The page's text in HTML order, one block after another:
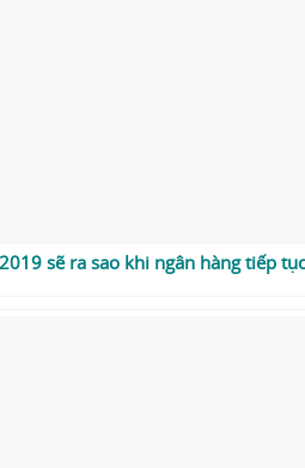
sẽ ra sao khi ngân hàng tiếp